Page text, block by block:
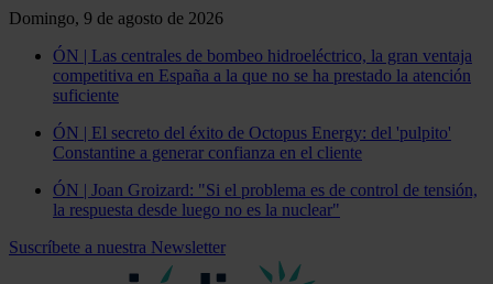
Domingo, 9 de agosto de 2026
ÓN | Las centrales de bombeo hidroeléctrico, la gran ventaja
competitiva en España a la que no se ha prestado la atención
suficiente
ÓN | El secreto del éxito de Octopus Energy: del 'pulpito'
Constantine a generar confianza en el cliente
ÓN | Joan Groizard: "Si el problema es de control de tensión,
la respuesta desde luego no es la nuclear"
Suscríbete a nuestra Newsletter